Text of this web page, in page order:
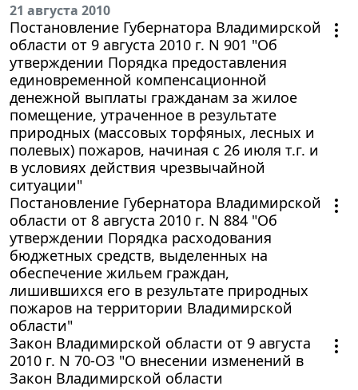
21 августа 2010
Постановление Губернатора Владимирской
области от 9 августа 2010 г. N 901 "Об
утверждении Порядка предоставления
единовременной компенсационной
денежной выплаты гражданам за жилое
помещение, утраченное в результате
природных (массовых торфяных, лесных и
полевых) пожаров, начиная с 26 июля т.г. и
в условиях действия чрезвычайной
ситуации"
Постановление Губернатора Владимирской
области от 8 августа 2010 г. N 884 "Об
утверждении Порядка расходования
бюджетных средств, выделенных на
обеспечение жильем граждан,
лишившихся его в результате природных
пожаров на территории Владимирской
области"
Закон Владимирской области от 9 августа
2010 г. N 70-ОЗ "О внесении изменений в
Закон Владимирской области